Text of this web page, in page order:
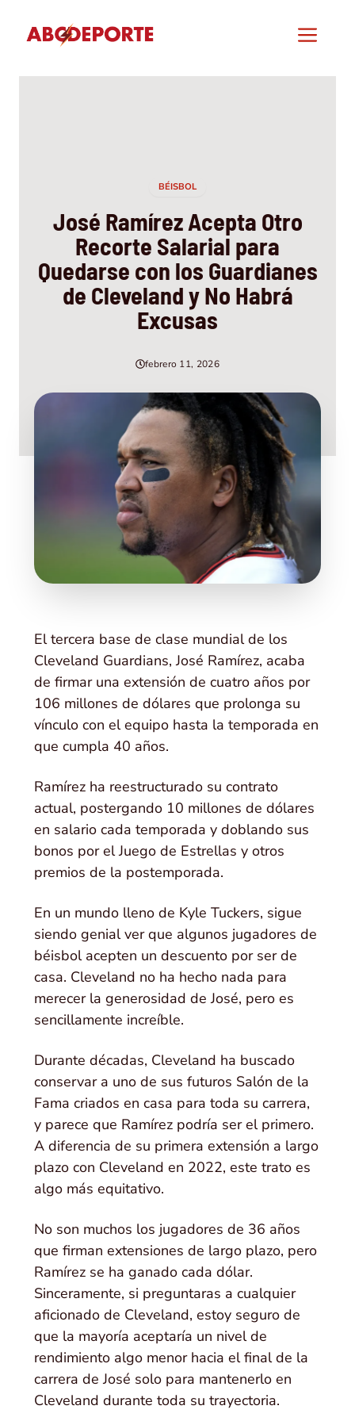
contenido
BÉISBOL
José Ramírez Acepta Otro
Recorte Salarial para
Quedarse con los Guardianes
de Cleveland y No Habrá
Excusas
febrero 11, 2026
El tercera base de clase mundial de los
Cleveland Guardians, José Ramírez, acaba
de firmar una extensión de cuatro años por
106 millones de dólares que prolonga su
vínculo con el equipo hasta la temporada en
que cumpla 40 años.
Ramírez ha reestructurado su contrato
actual, postergando 10 millones de dólares
en salario cada temporada y doblando sus
bonos por el Juego de Estrellas y otros
premios de la postemporada.
En un mundo lleno de Kyle Tuckers, sigue
siendo genial ver que algunos jugadores de
béisbol acepten un descuento por ser de
casa. Cleveland no ha hecho nada para
merecer la generosidad de José, pero es
sencillamente increíble.
Durante décadas, Cleveland ha buscado
conservar a uno de sus futuros Salón de la
Fama criados en casa para toda su carrera,
y parece que Ramírez podría ser el primero.
A diferencia de su primera extensión a largo
plazo con Cleveland en 2022, este trato es
algo más equitativo.
No son muchos los jugadores de 36 años
que firman extensiones de largo plazo, pero
Ramírez se ha ganado cada dólar.
Sinceramente, si preguntaras a cualquier
aficionado de Cleveland, estoy seguro de
que la mayoría aceptaría un nivel de
rendimiento algo menor hacia el final de la
carrera de José solo para mantenerlo en
Cleveland durante toda su trayectoria.